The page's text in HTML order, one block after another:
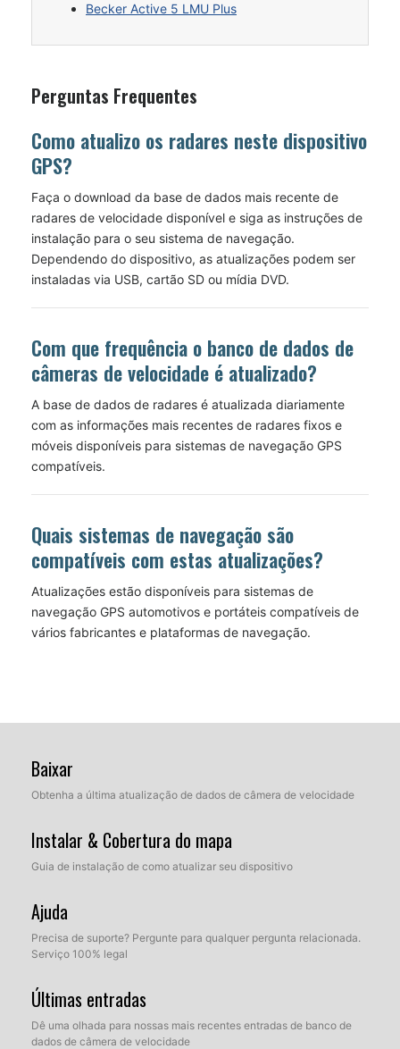
Becker Active 5 LMU Plus
Perguntas Frequentes
Como atualizo os radares neste dispositivo
GPS?
Faça o download da base de dados mais recente de
radares de velocidade disponível e siga as instruções de
instalação para o seu sistema de navegação.
Dependendo do dispositivo, as atualizações podem ser
instaladas via USB, cartão SD ou mídia DVD.
Com que frequência o banco de dados de
câmeras de velocidade é atualizado?
A base de dados de radares é atualizada diariamente
com as informações mais recentes de radares fixos e
móveis disponíveis para sistemas de navegação GPS
compatíveis.
Quais sistemas de navegação são
compatíveis com estas atualizações?
Atualizações estão disponíveis para sistemas de
navegação GPS automotivos e portáteis compatíveis de
vários fabricantes e plataformas de navegação.
Baixar
Obtenha a última atualização de dados de câmera de velocidade
Instalar & Cobertura do mapa
Guia de instalação de como atualizar seu dispositivo
Ajuda
Precisa de suporte? Pergunte para qualquer pergunta relacionada.
Serviço 100% legal
Últimas entradas
Dê uma olhada para nossas mais recentes entradas de banco de
dados de câmera de velocidade